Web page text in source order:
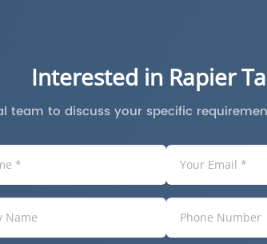
Interested in Rapier
team to discuss your specific